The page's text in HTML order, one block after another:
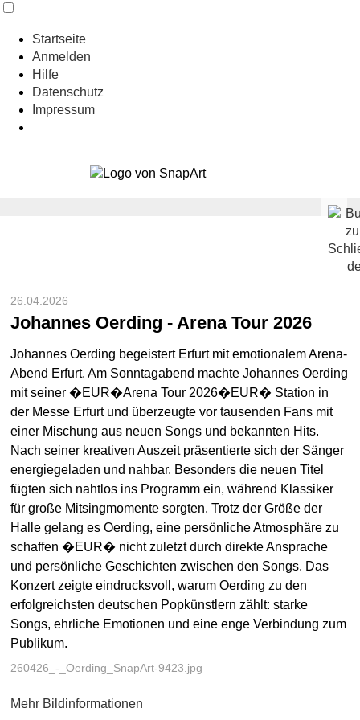
Startseite
Anmelden
Hilfe
Datenschutz
Impressum
26.04.2026
Johannes Oerding - Arena Tour 2026
Johannes Oerding begeistert Erfurt mit emotionalem Arena-
Abend Erfurt. Am Sonntagabend machte Johannes Oerding
mit seiner �EUR�Arena Tour 2026�EUR� Station in
der Messe Erfurt und überzeugte vor tausenden Fans mit
einer Mischung aus neuen Songs und bekannten Hits.
Nach seiner kreativen Auszeit präsentierte sich der Sänger
energiegeladen und nahbar. Besonders die neuen Titel
fügten sich nahtlos ins Programm ein, während Klassiker
für große Mitsingmomente sorgten. Trotz der Größe der
Halle gelang es Oerding, eine persönliche Atmosphäre zu
schaffen �EUR� nicht zuletzt durch direkte Ansprache
und persönliche Geschichten zwischen den Songs. Das
Konzert zeigte eindrucksvoll, warum Oerding zu den
erfolgreichsten deutschen Popkünstlern zählt: starke
Songs, ehrliche Emotionen und eine enge Verbindung zum
Publikum.
260426_-_Oerding_SnapArt-9423.jpg
Mehr Bildinformationen